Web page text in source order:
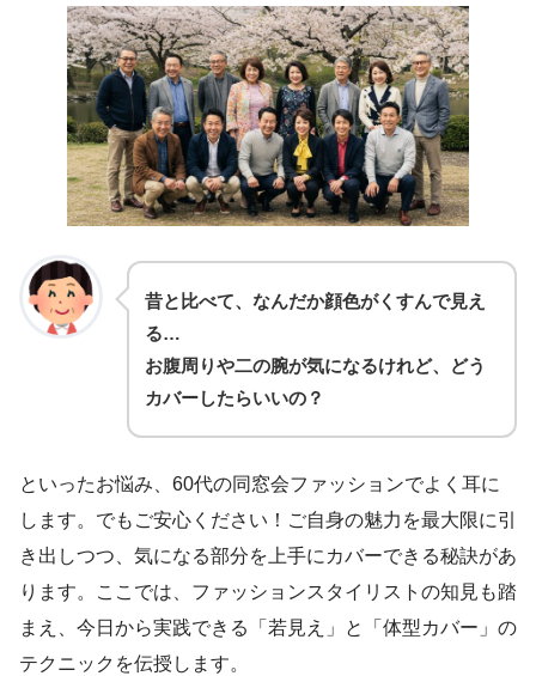
昔と比べて、なんだか顔色がくすんで見え
る…
お腹周りや二の腕が気になるけれど、どう
カバーしたらいいの？
といったお悩み、60代の同窓会ファッションでよく耳に
します。でもご安心ください！ご自身の魅力を最大限に引
き出しつつ、気になる部分を上手にカバーできる秘訣があ
ります。ここでは、ファッションスタイリストの知見も踏
まえ、今日から実践できる「若見え」と「体型カバー」の
テクニックを伝授します。